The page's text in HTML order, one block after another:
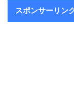
スポンサーリン